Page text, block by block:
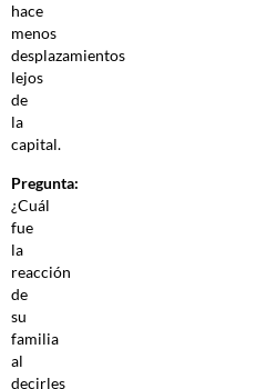
hace
menos
desplazamientos
lejos
de
la
capital.
Pregunta:
¿Cuál
fue
la
reacción
de
su
familia
al
decirles